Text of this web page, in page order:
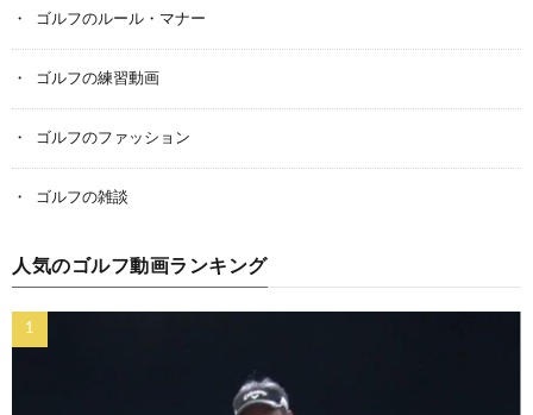
ゴルフのルール・マナー
ゴルフの練習動画
ゴルフのファッション
ゴルフの雑談
人気のゴルフ動画ランキング